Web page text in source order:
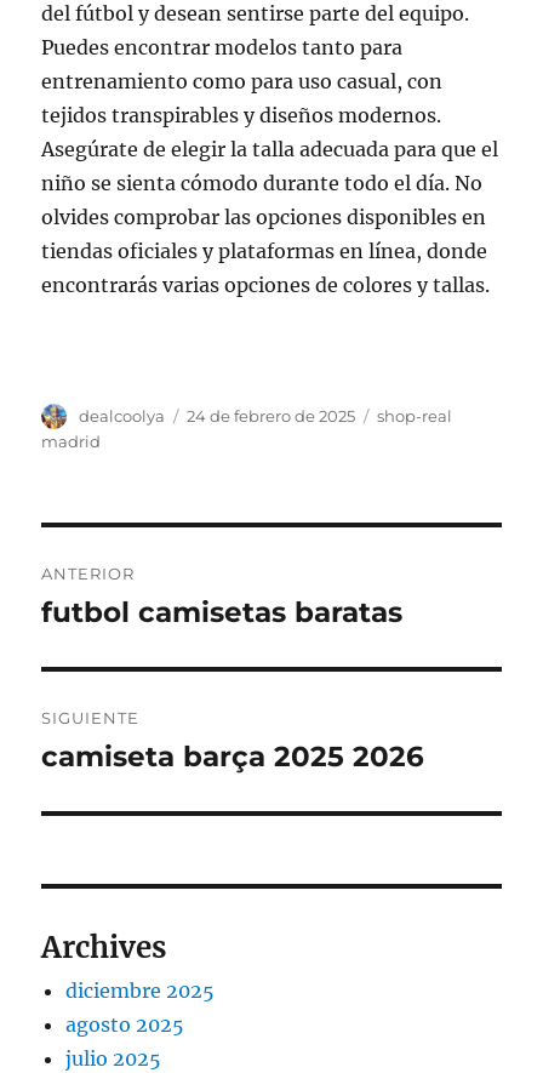
del fútbol y desean sentirse parte del equipo.
Puedes encontrar modelos tanto para
entrenamiento como para uso casual, con
tejidos transpirables y diseños modernos.
Asegúrate de elegir la talla adecuada para que el
niño se sienta cómodo durante todo el día. No
olvides comprobar las opciones disponibles en
tiendas oficiales y plataformas en línea, donde
encontrarás varias opciones de colores y tallas.
Autor
dealcoolya
Publicado
24 de febrero de 2025 Categorías
shop-real
madrid
de
ANTERIOR
Entrada
futbol camisetas baratas
SIGUIENTE
Entrada
camiseta barça 2025 2026
Archives
diciembre 2025
agosto 2025
julio 2025